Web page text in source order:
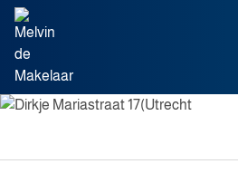
Spring naar inhoud